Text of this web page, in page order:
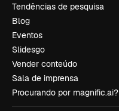
Tendências de pesquisa
Blog
Eventos
Slidesgo
Vender conteúdo
Sala de imprensa
Procurando por magnific.ai?